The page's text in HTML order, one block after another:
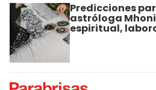
Predicciones
astróloga
espiritual,